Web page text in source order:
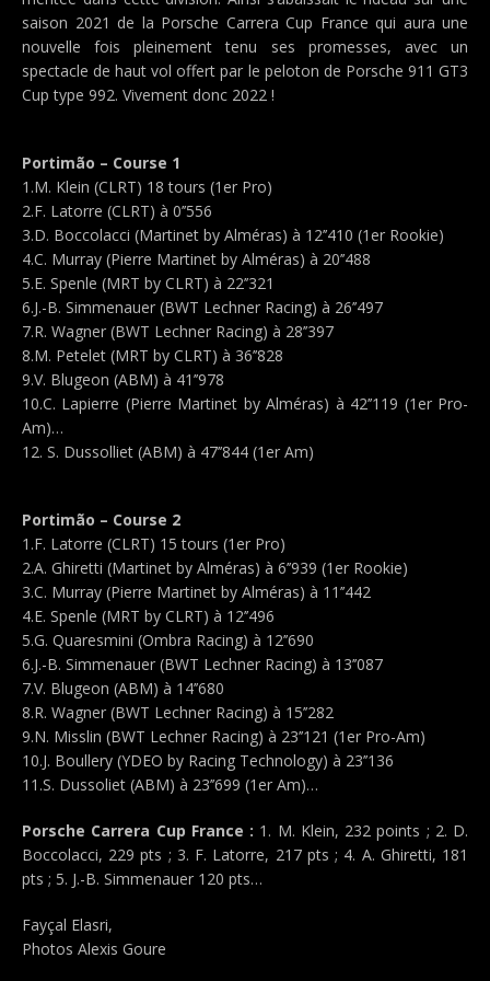
saison 2021 de la Porsche Carrera Cup France qui aura une
nouvelle fois pleinement tenu ses promesses, avec un
spectacle de haut vol offert par le peloton de Porsche 911 GT3
Cup type 992. Vivement donc 2022 !
Portimão – Course 1
1.M. Klein (CLRT) 18 tours (1er Pro)
2.F. Latorre (CLRT) à 0’’556
3.D. Boccolacci (Martinet by Alméras) à 12’’410 (1er Rookie)
4.C. Murray (Pierre Martinet by Alméras) à 20’’488
5.E. Spenle (MRT by CLRT) à 22’’321
6.J.-B. Simmenauer (BWT Lechner Racing) à 26’’497
7.R. Wagner (BWT Lechner Racing) à 28’’397
8.M. Petelet (MRT by CLRT) à 36’’828
9.V. Blugeon (ABM) à 41’’978
10.C. Lapierre (Pierre Martinet by Alméras) à 42’’119 (1er Pro-
Am)…
12. S. Dussolliet (ABM) à 47’’844 (1er Am)
Portimão – Course 2
1.F. Latorre (CLRT) 15 tours (1er Pro)
2.A. Ghiretti (Martinet by Alméras) à 6’’939 (1er Rookie)
3.C. Murray (Pierre Martinet by Alméras) à 11’’442
4.E. Spenle (MRT by CLRT) à 12’’496
5.G. Quaresmini (Ombra Racing) à 12’’690
6.J.-B. Simmenauer (BWT Lechner Racing) à 13’’087
7.V. Blugeon (ABM) à 14’’680
8.R. Wagner (BWT Lechner Racing) à 15’’282
9.N. Misslin (BWT Lechner Racing) à 23’’121 (1er Pro-Am)
10.J. Boullery (YDEO by Racing Technology) à 23’’136
11.S. Dussoliet (ABM) à 23’’699 (1er Am)…
Porsche Carrera Cup France : 1. M. Klein, 232 points ; 2. D.
Boccolacci, 229 pts ; 3. F. Latorre, 217 pts ; 4. A. Ghiretti, 181
pts ; 5. J.-B. Simmenauer 120 pts…
Fayçal Elasri,
Photos Alexis Goure